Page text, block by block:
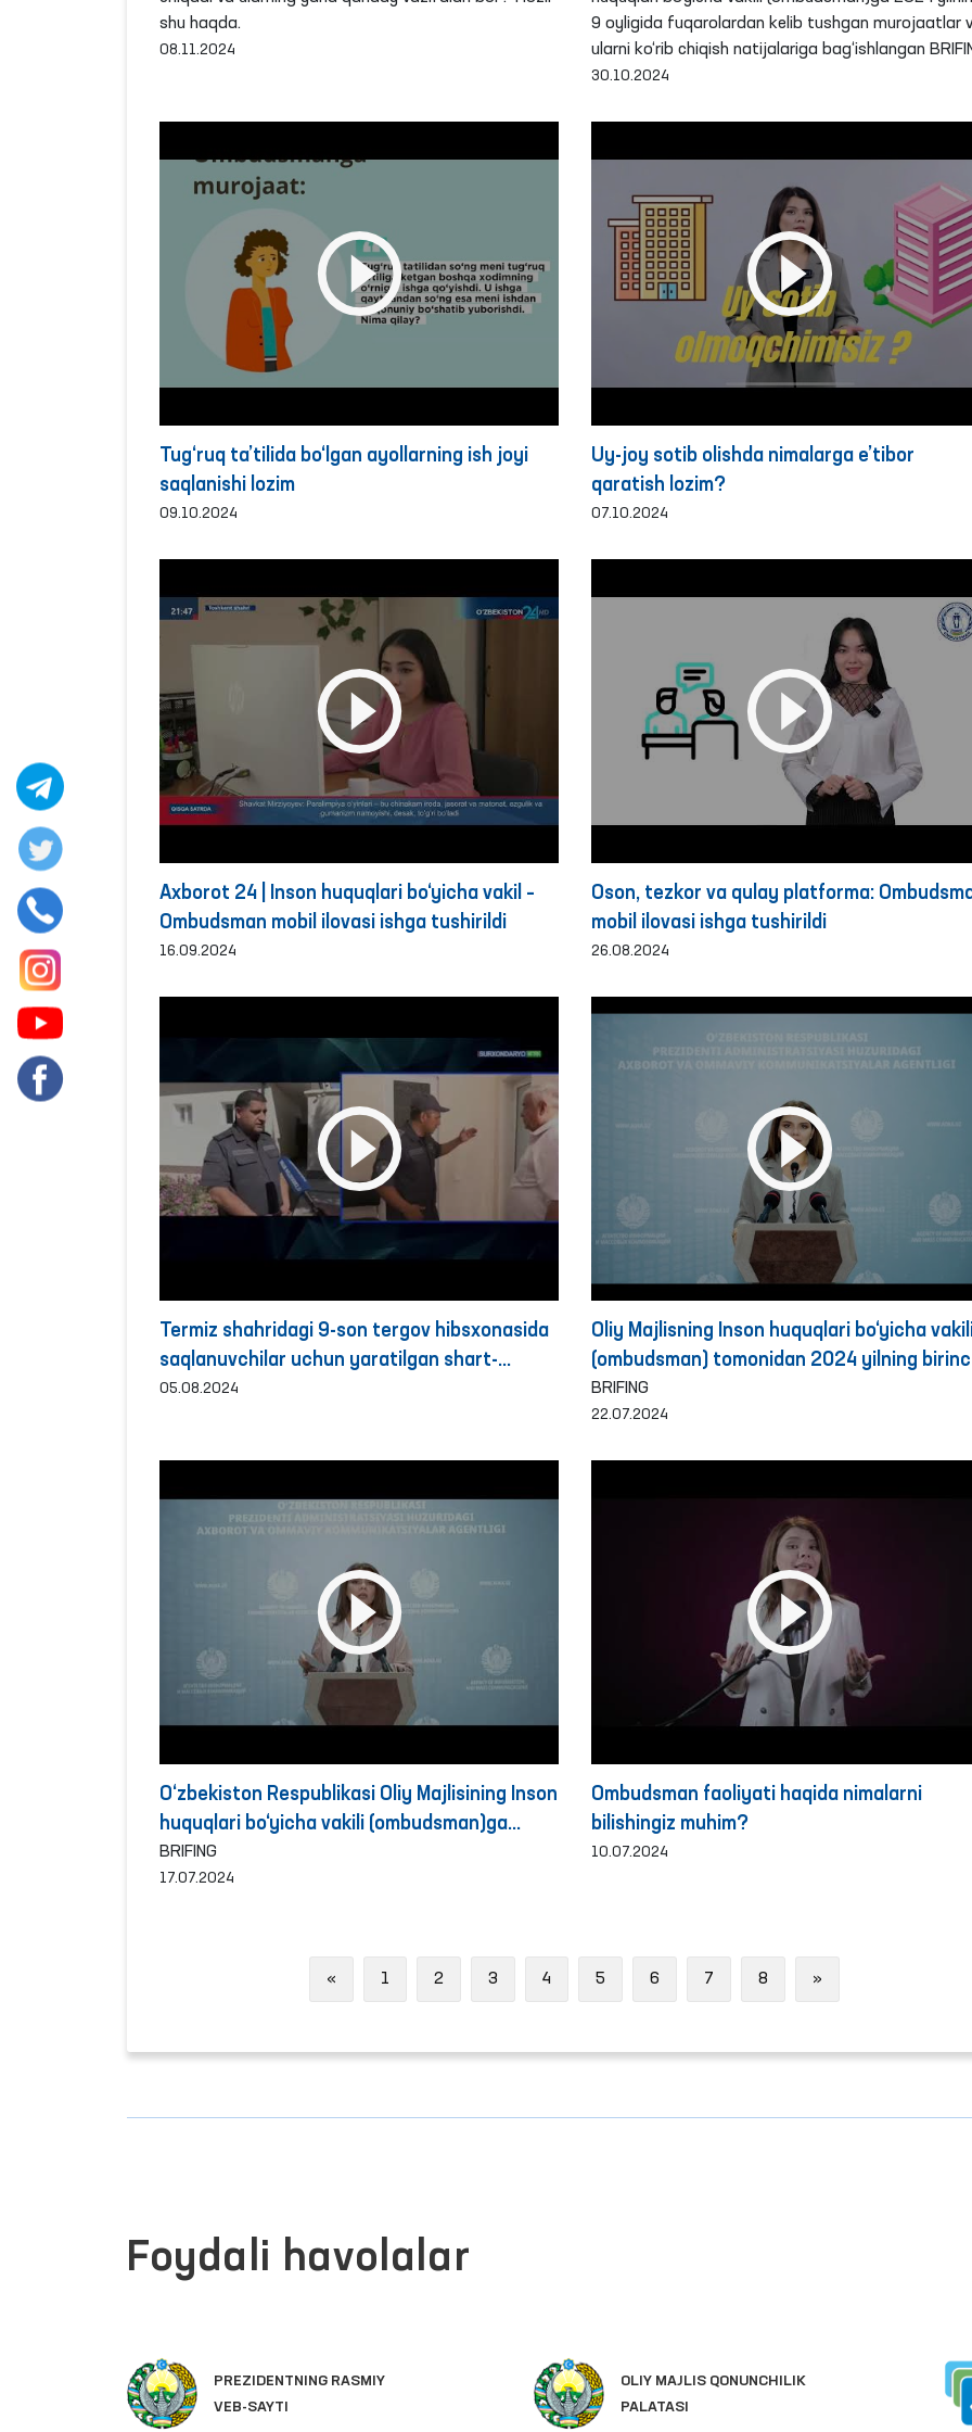
shu haqda.
08.11.2024
9 oyligida fuqarolardan kelib tushgan murojaatlar
ularni ko‘rib chiqish natijalariga bag‘ishlangan
30.10.2024
Tug‘ruq ta’tilida bo‘lgan ayollarning ish joyi
saqlanishi lozim
09.10.2024
Uy-joy sotib olishda nimalarga e’tibor
qaratish lozim?
07.10.2024
Axborot 24 | Inson huquqlari bo‘yicha vakil –
Ombudsman mobil ilovasi ishga tushirildi
16.09.2024
Oson, tezkor va qulay platforma:
mobil ilovasi ishga tushirildi
26.08.2024
Termiz shahridagi 9-son tergov hibsxonasida
saqlanuvchilar uchun yaratilgan shart-
sharoitlar o‘rganildi
05.08.2024
Oliy Majlisning Inson huquqlari bo‘yicha
(ombudsman) tomonidan 2024 yilning
yarim yilligida qiynoqqa solish holatlarini
aniqlash va oldini olish yuzasidan amalga
BRIFING
22.07.2024
O‘zbekiston Respublikasi Oliy Majlisining Inson
huquqlari bo‘yicha vakili (ombudsman)ga
2024 yilning birinchi yarim yilligida
fuqarolardan kelib tushgan murojaatlar va
BRIFING
17.07.2024
Ombudsman faoliyati haqida nimalarni
bilishingiz muhim?
10.07.2024
« Previous
1 2 3 4 5 6 7 8 »
Foydali havolalar
PREZIDENTNING RASMIY
VEB-SAYTI
OLIY MAJLIS QONUNCHILIK
PALATASI